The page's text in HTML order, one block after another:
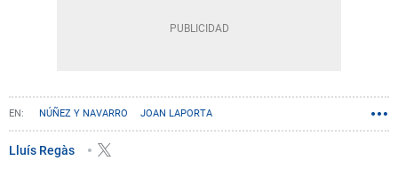
NÚÑEZ Y NAVARRO JOAN LAPORTA
Lluís Regàs